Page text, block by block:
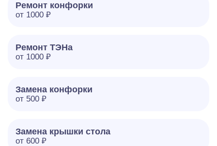
Ремонт конфорки
от 1000 ₽
Ремонт ТЭНа
от 1000 ₽
Замена конфорки
от 500 ₽
Замена крышки стола
от 600 ₽